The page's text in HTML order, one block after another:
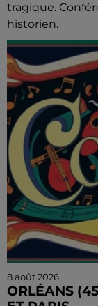
tragique.
historien.
8 août 2026
ORLÉANS